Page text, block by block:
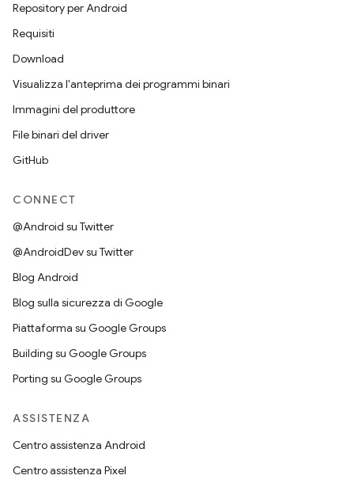
Repository per Android
Requisiti
Download
Visualizza l'anteprima dei programmi binari
Immagini del produttore
File binari del driver
GitHub
CONNECT
@Android su Twitter
@AndroidDev su Twitter
Blog Android
Blog sulla sicurezza di Google
Piattaforma su Google Groups
Building su Google Groups
Porting su Google Groups
ASSISTENZA
Centro assistenza Android
Centro assistenza Pixel